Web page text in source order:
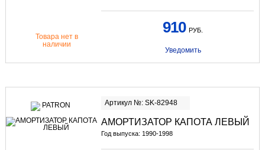
Товара нет в
наличии
910 РУБ.
Уведомить
Артикул №: SK-82948
АМОРТИЗАТОР КАПОТА ЛЕВЫЙ
Год выпуска: 1990-1998